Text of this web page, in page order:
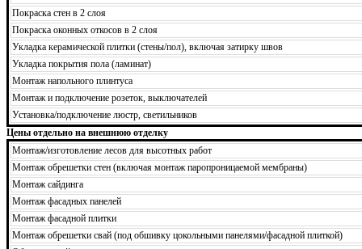
Покраска стен в 2 слоя
Покраска оконных откосов в 2 слоя
Укладка керамической плитки (стены/пол), включая затирку швов
Укладка покрытия пола (ламинат)
Монтаж напольного плинтуса
Монтаж и подключение розеток, выключателей
Установка/подключение люстр, светильников
Цены отдельно на внешнюю отделку
Монтаж/изготовление лесов для высотных работ
Монтаж обрешетки стен (включая монтаж паропроницаемой мембраны)
Монтаж сайдинга
Монтаж фасадных панелей
Монтаж фасадной плитки
Монтаж обрешетки свай (под обшивку цокольными панелями/фасадной плиткой)